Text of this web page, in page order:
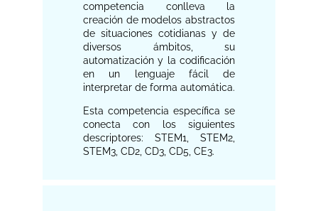
competencia conlleva la
creación de modelos abstractos
de situaciones cotidianas y de
diversos ámbitos, su
automatización y la codificación
en un lenguaje fácil de
interpretar de forma automática.
Esta competencia específica se
conecta con los siguientes
descriptores: STEM1, STEM2,
STEM3, CD2, CD3, CD5, CE3.